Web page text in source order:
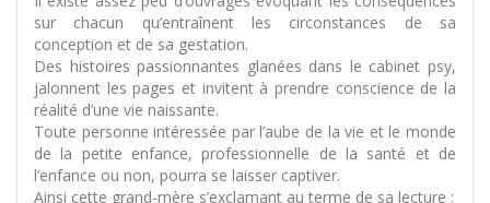
sur chacun qu’entraînent les circonstances de sa
conception et de sa gestation.
Des histoires passionnantes glanées dans le cabinet psy,
jalonnent les pages et invitent à prendre conscience de la
réalité d’une vie naissante.
Toute personne intéressée par l’aube de la vie et le monde
de la petite enfance, professionnelle de la santé et de
l’enfance ou non, pourra se laisser captiver.
Ainsi cette grand-mère s’exclamant au terme de sa lecture :